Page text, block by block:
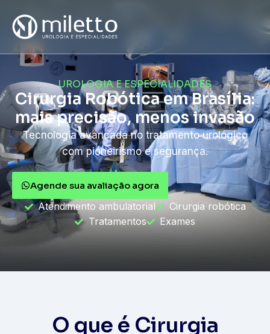
UROLOGIA E ESPECIALIDADES
Cirurgia Robótica em Brasília:
mais precisão, menos invasão
Tecnologia avançada no tratamento urológico
com pioneirismo e segurança.
Agende sua avaliação agora
Atendimento ambulatorial
Cirurgia robótica
Tratamentos
Exames
O que é Cirurgia